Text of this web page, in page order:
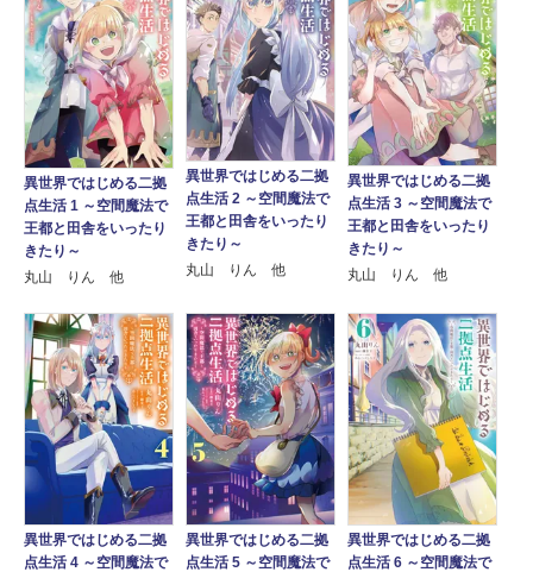
異世界ではじめる二拠
点生活 1 ～空間魔法で
王都と田舎をいったり
きたり～
丸山 りん 他
異世界ではじめる二拠
点生活 2 ～空間魔法で
王都と田舎をいったり
きたり～
丸山 りん 他
異世界ではじめる二拠
点生活 3 ～空間魔法で
王都と田舎をいったり
きたり～
丸山 りん 他
異世界ではじめる二拠
点生活 4 ～空間魔法で
異世界ではじめる二拠
点生活 5 ～空間魔法で
異世界ではじめる二拠
点生活 6 ～空間魔法で